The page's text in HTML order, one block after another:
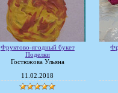
Фруктово-ягодный букет
Поделки
Гостюжова Ульяна
11.02.2018